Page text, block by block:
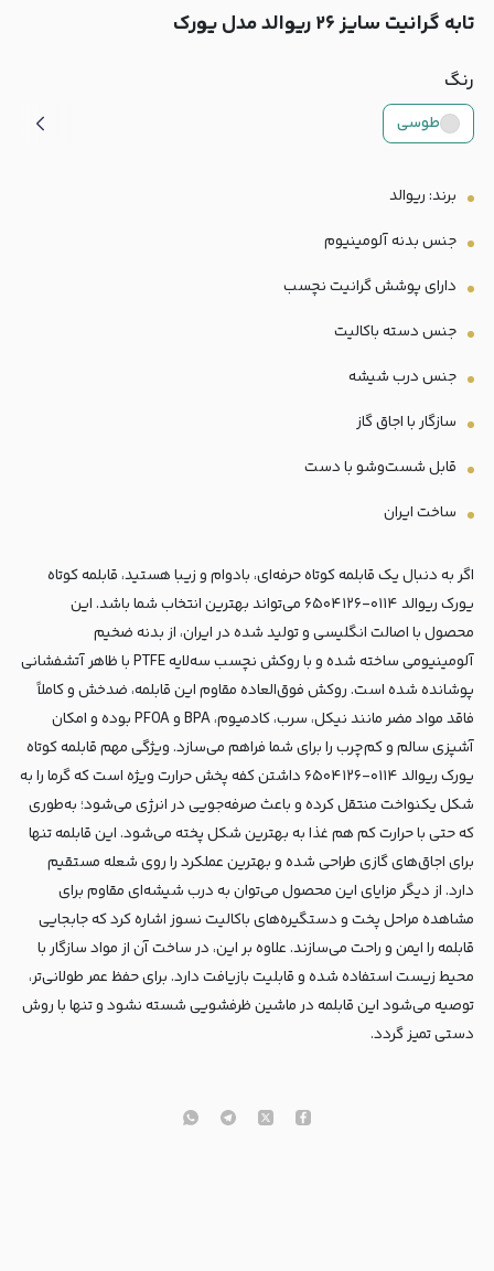
تابه گرانیت سایز ۲۶ ریوالد مدل یورک
رنگ
طوسی
برند: ریوالد
جنس بدنه آلومینیوم
دارای پوشش گرانیت نچسب
جنس دسته باکالیت
جنس درب شیشه
سازگار با اجاق گاز
قابل شست‌و‌شو با دست
ساخت ایران
اگر به دنبال یک قابلمه کوتاه حرفه‌ای، بادوام و زیبا هستید، قابلمه کوتاه
یورک ریوالد ۰۱۱۴-۶۵۰۴۱۲۶ می‌تواند بهترین انتخاب شما باشد. این
محصول با اصالت انگلیسی و تولید شده در ایران، از بدنه ضخیم
آلومینیومی ساخته شده و با روکش نچسب سه‌لایه PTFE با ظاهر آتشفشانی
پوشانده شده است. روکش فوق‌العاده مقاوم این قابلمه، ضدخش و کاملاً
فاقد مواد مضر مانند نیکل، سرب، کادمیوم، BPA و PFOA بوده و امکان
آشپزی سالم و کم‌چرب را برای شما فراهم می‌سازد. ویژگی مهم قابلمه کوتاه
یورک ریوالد ۰۱۱۴-۶۵۰۴۱۲۶ داشتن کفه پخش حرارت ویژه است که گرما را به
شکل یکنواخت منتقل کرده و باعث صرفه‌جویی در انرژی می‌شود؛ به‌طوری
که حتی با حرارت کم هم غذا به بهترین شکل پخته می‌شود. این قابلمه تنها
برای اجاق‌های گازی طراحی شده و بهترین عملکرد را روی شعله مستقیم
دارد. از دیگر مزایای این محصول می‌توان به درب شیشه‌ای مقاوم برای
مشاهده مراحل پخت و دستگیره‌های باکالیت نسوز اشاره کرد که جابجایی
قابلمه را ایمن و راحت می‌سازند. علاوه بر این، در ساخت آن از مواد سازگار با
محیط زیست استفاده شده و قابلیت بازیافت دارد. برای حفظ عمر طولانی‌تر،
توصیه می‌شود این قابلمه در ماشین ظرفشویی شسته نشود و تنها با روش
دستی تمیز گردد.